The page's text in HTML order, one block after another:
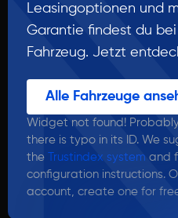
Leasingoptionen und
Garantie findest du
Fahrzeug. Jetzt
Alle Fahrzeuge
Widget not found!
there is typo in its ID. We
the
Trustindex system and
configuration instructions.
account, create one for